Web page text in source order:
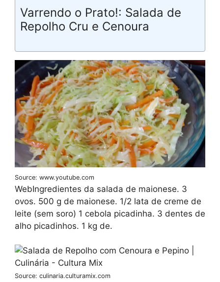
Varrendo o Prato!: Salada de
Repolho Cru e Cenoura
Source: www.youtube.com
WebIngredientes da salada de maionese. 3
ovos. 500 g de maionese. 1/2 lata de creme de
leite (sem soro) 1 cebola picadinha. 3 dentes de
alho picadinhos. 1 kg de.
Source: culinaria.culturamix.com